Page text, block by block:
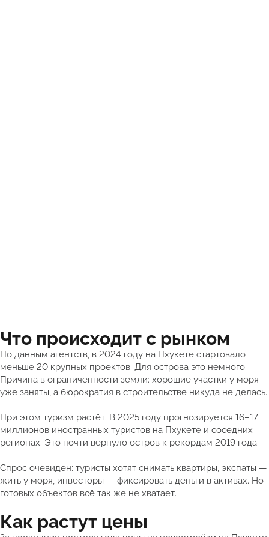
Что происходит с рынком
По данным агентств, в 2024 году на Пхукете стартовало
меньше 20 крупных проектов. Для острова это немного.
Причина в ограниченности земли: хорошие участки у моря
уже заняты, а бюрократия в строительстве никуда не делась.
При этом туризм растёт. В 2025 году прогнозируется 16–17
миллионов иностранных туристов на Пхукете и соседних
регионах. Это почти вернуло остров к рекордам 2019 года.
Спрос очевиден: туристы хотят снимать квартиры, экспаты —
жить у моря, инвесторы — фиксировать деньги в активах. Но
готовых объектов всё так же не хватает.
Как растут цены